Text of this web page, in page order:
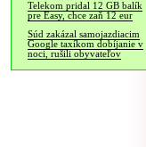
Telekom pridal 12 GB balík
pre Easy, chce zaň 12 eur
Súd zakázal samojazdiacim
Google taxíkom dobíjanie v
noci, rušili obyvateľov